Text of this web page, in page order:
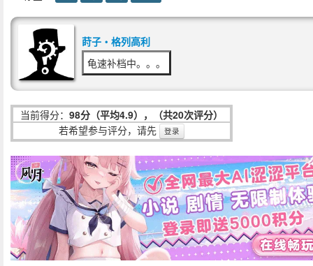
莳子‧格列高利
龟速补档中。。。
当前得分： 98分（平均4.9），（共20次评分）
若希望参与评分，请先
登录